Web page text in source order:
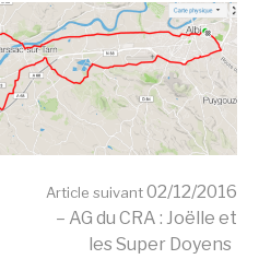
Article suivant02/12/2016
– AG du CRA : Joëlle et
les Super Doyens